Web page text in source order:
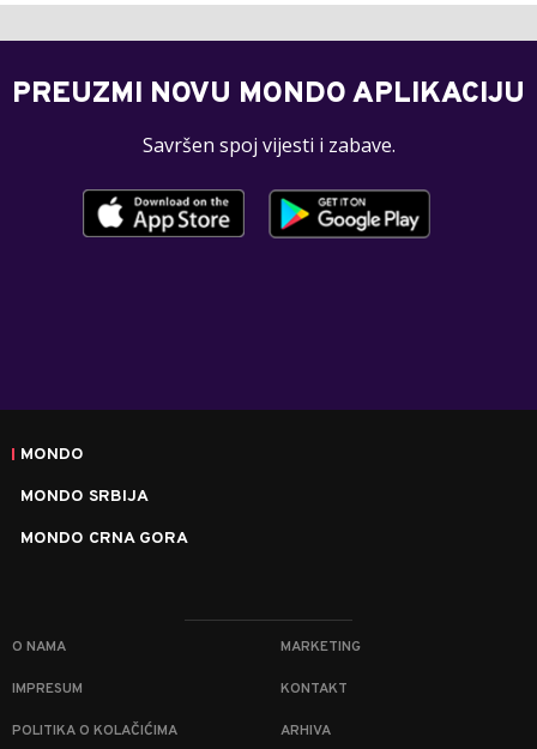
PREUZMI NOVU MONDO APLIKACIJU
Savršen spoj vijesti i zabave.
MONDO
MONDO SRBIJA
MONDO CRNA GORA
O NAMA MARKETING
IMPRESUM KONTAKT
POLITIKA O KOLAČIĆIMA ARHIVA